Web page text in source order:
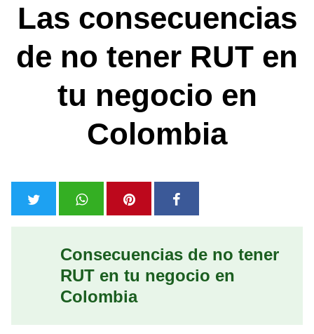
Las consecuencias
de no tener RUT en
tu negocio en
Colombia
Consecuencias de no tener
RUT en tu negocio en
Colombia